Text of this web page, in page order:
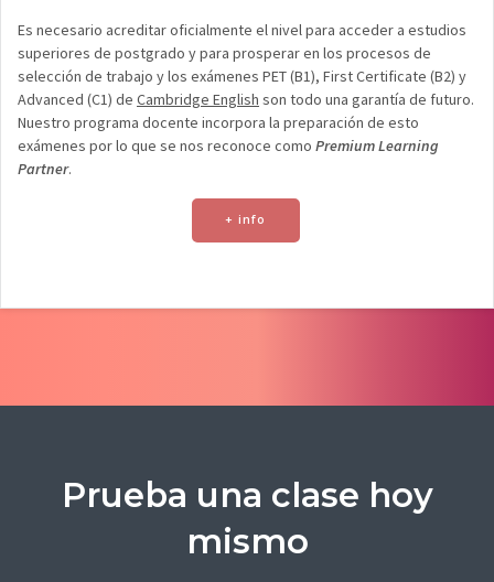
Es necesario acreditar oficialmente el nivel para acceder a estudios
superiores de postgrado y para prosperar en los procesos de
selección de trabajo y los exámenes PET (B1), First Certificate (B2) y
Advanced (C1) de Cambridge English son todo una garantía de futuro.
Nuestro programa docente incorpora la preparación de esto
exámenes por lo que se nos reconoce como Premium Learning
Partner.
+ info
Prueba una clase hoy
mismo